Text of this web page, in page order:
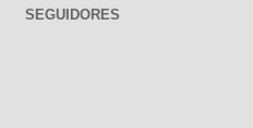
SEGUIDORES